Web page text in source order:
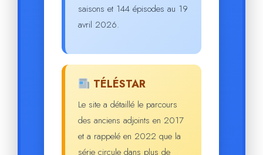
saisons et 144 épisodes au 19
avril 2026.
TÉLÉSTAR
Le site a détaillé le parcours
des anciens adjoints en 2017
et a rappelé en 2022 que la
série circule dans plus de